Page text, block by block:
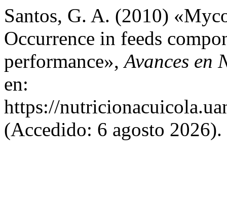
Santos, G. A. (2010)
Occurrence in feeds
performance»,Avances en
en:
https://
(Accedido: 6 agosto 2026).